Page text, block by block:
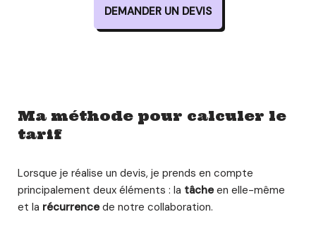
DEMANDER UN DEVIS
Ma méthode pour calculer le
tarif
Lorsque je réalise un devis, je prends en compte
principalement deux éléments : la tâcheen elle-même
et la récurrencede notre collaboration.